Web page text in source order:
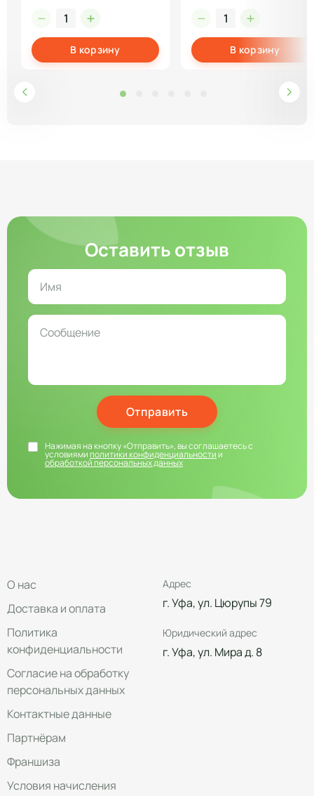
В корзину В корзину
Оставить отзыв
Отправить
Нажимая на кнопку «Отправить», вы соглашаетесь с
условиямиполитики конфиденциальностии
обработкой персональных данных
О нас
Доставка и оплата
Политика
конфиденциальности
Согласие на обработку
персональных данных
Контактные данные
Партнёрам
Франшиза
Условия начисления
Адрес
г. Уфа, ул. Цюрупы 79
Юридический адрес
г. Уфа, ул. Мира д. 8